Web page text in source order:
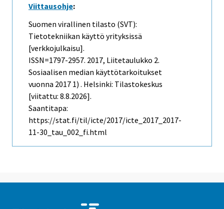
Viittausohje:
Suomen virallinen tilasto (SVT):
Tietotekniikan käyttö yrityksissä
[verkkojulkaisu].
ISSN=1797-2957. 2017, Liitetaulukko 2.
Sosiaalisen median käyttötarkoitukset
vuonna 2017 1) . Helsinki: Tilastokeskus
[viitattu: 8.8.2026].
Saantitapa:
https://stat.fi/til/icte/2017/icte_2017_2017-
11-30_tau_002_fi.html